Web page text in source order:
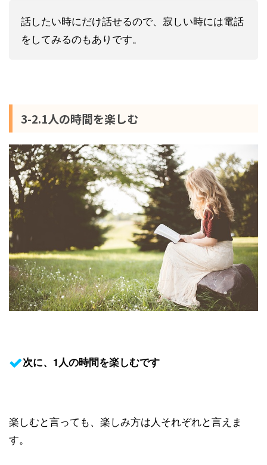
話したい時にだけ話せるので、寂しい時には電話
をしてみるのもありです。
3-2.1人の時間を楽しむ
次に、1人の時間を楽しむです
楽しむと言っても、楽しみ方は人それぞれと言えま
す。